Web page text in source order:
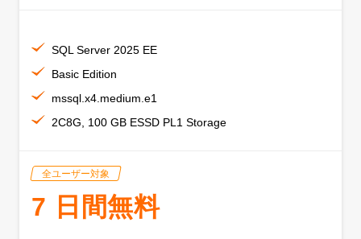
SQL Server 2025 EE
Basic Edition
mssql.x4.medium.e1
2C8G, 100 GB ESSD PL1 Storage
全ユーザー対象
7 日間無料